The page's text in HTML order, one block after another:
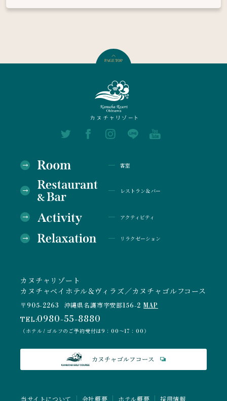
客室
レストラン＆バー
アクティビティ
リラクゼーション
カヌチャリゾート
カヌチャベイホテル＆ヴィラズ／カヌチャゴルフコース
〒905-2263 沖縄県名護市字安部156-2 MAP
TEL:0980-55-8880
（ホテル / ゴルフのご予約受付は9：00～17：00）
当サイトについて 会社概要 ホテル概要 採用情報